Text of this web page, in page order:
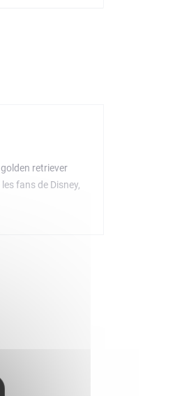
retriever
fans de Disney,